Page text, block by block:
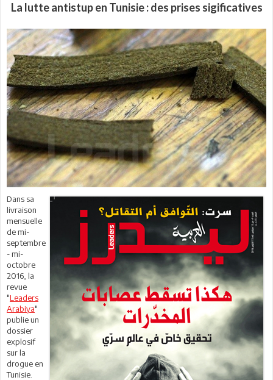
La lutte antistup en Tunisie : des prises sigificatives
Dans sa
livraison
mensuelle
de mi-
septembre
- mi-
octobre
2016, la
revue
"Leaders
Arabiya"
publie un
dossier
explosif
sur la
drogue en
Tunisie.